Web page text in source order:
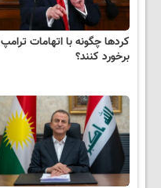
کردها چگونه با اتهامات ترامپ
برخورد کنند؟